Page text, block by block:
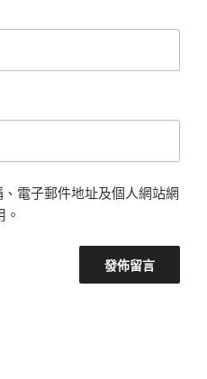
電子郵件地址及個人網站網